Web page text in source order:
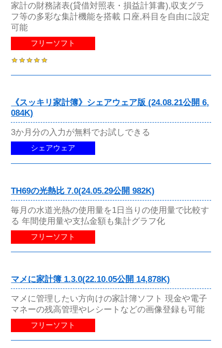
家計の財務諸表(貸借対照表・損益計算書),収支グラ
フ等の多彩な集計機能を搭載 口座,科目を自由に設定
可能
フリーソフト
《スッキリ家計簿》シェアウェア版 (24.08.21公開 6,
084K)
3か月分の入力が無料でお試しできる
シェアウェア
TH69の光熱比 7.0(24.05.29公開 982K)
毎月の水道光熱の使用量を1日当りの使用量で比較す
る 年間使用量や支払金額も集計グラフ化
フリーソフト
マメに家計簿 1.3.0(22.10.05公開 14,878K)
マメに管理したい方向けの家計簿ソフト 現金や電子
マネーの残高管理やレシートなどの画像登録も可能
フリーソフト